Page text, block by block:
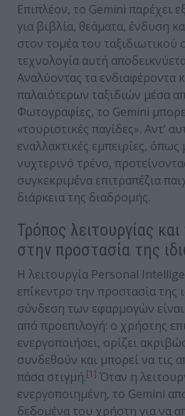
Επιπλέον, το Gemini παρέχει
για βιβλία, θεάματα, ένδυση
στον τομέα του ταξιδιωτικού
τεχνολογία αυτή
Αναλύοντας τα ενδιαφέροντα
παλαιότερων ταξιδιών μέσα
Φωτογραφίες, το Gemini
«τουριστικές παγίδες». Αντ’
εναλλακτικές εμπειρίες,
νυχτερινό τρένο,
συγκεκριμένα επιτραπέζια
διάρκεια της διαδρομής.
Τρόπος λειτουργίας
στην προστασία της
Η λειτουργία Personal
επίκεντρο την προστασία της
σύνδεση των εφαρμογών
από προεπιλογή: ο χρήστης
ενεργοποιήσει, ορίζει
συνδεθούν και μπορεί να τις
πάσα στιγμή.[1] Όταν η
ενεργοποιημένη, το Gemini
δεδομένα του χρήστη για να